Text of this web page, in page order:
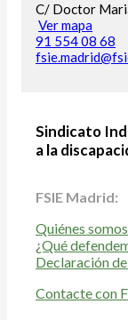
C/ Doctor
Ver mapa
91 554 08 68
Sindicato
a la
FSIE Madrid:
Quiénes somos
¿Qué
Declaración
Contacte con